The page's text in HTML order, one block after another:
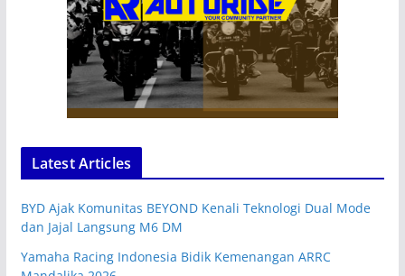
Latest Articles
BYD Ajak Komunitas BEYOND Kenali Teknologi Dual Mode
dan Jajal Langsung M6 DM
Yamaha Racing Indonesia Bidik Kemenangan ARRC